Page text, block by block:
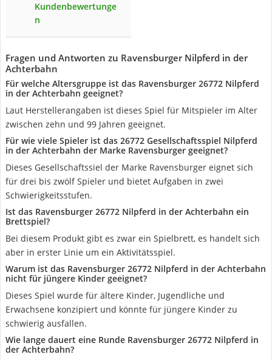
Kundenbewertunge
n
Fragen und Antworten zu Ravensburger Nilpferd in der
Achterbahn
Für welche Altersgruppe ist das Ravensburger 26772 Nilpferd
in der Achterbahn geeignet?
Laut Herstellerangaben ist dieses Spiel für Mitspieler im Alter
zwischen zehn und 99 Jahren geeignet.
Für wie viele Spieler ist das 26772 Gesellschaftsspiel Nilpferd
in der Achterbahn der Marke Ravensburger geeignet?
Dieses Gesellschaftssiel der Marke Ravensburger eignet sich
für drei bis zwölf Spieler und bietet Aufgaben in zwei
Schwierigkeitsstufen.
Ist das Ravensburger 26772 Nilpferd in der Achterbahn ein
Brettspiel?
Bei diesem Produkt gibt es zwar ein Spielbrett, es handelt sich
aber in erster Linie um ein Aktivitätsspiel.
Warum ist das Ravensburger 26772 Nilpferd in der Achterbahn
nicht für jüngere Kinder geeignet?
Dieses Spiel wurde für ältere Kinder, Jugendliche und
Erwachsene konzipiert und könnte für jüngere Kinder zu
schwierig ausfallen.
Wie lange dauert eine Runde Ravensburger 26772 Nilpferd in
der Achterbahn?